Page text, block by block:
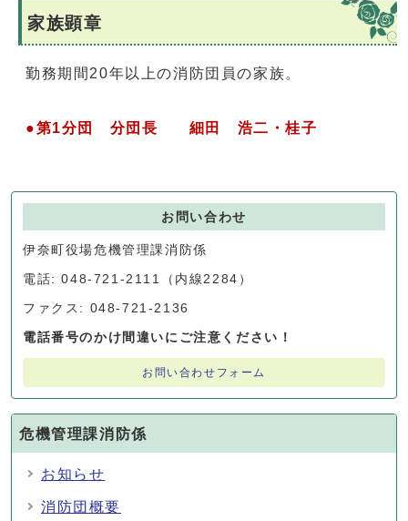
家族顕章
勤務期間20年以上の消防団員の家族。
●第1分団 分団長 細田 浩二・桂子
お問い合わせ
伊奈町役場危機管理課消防係
電話: 048-721-2111（内線2284）
ファクス: 048-721-2136
電話番号のかけ間違いにご注意ください！
お問い合わせフォーム
危機管理課消防係
お知らせ
消防団概要